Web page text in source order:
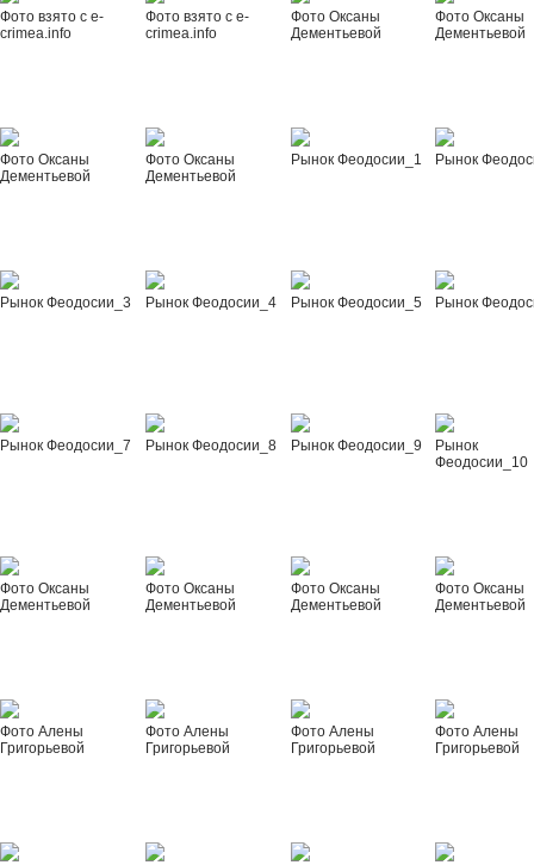
Фото взято с e-
crimea.info
Фото взято с e-
crimea.info
Фото Оксаны
Дементьевой
Фото Оксаны
Дементьевой
Фото Оксаны
Дементьевой
Фото Оксаны
Дементьевой
Рынок Феодосии_1 Рынок
Рынок Феодосии_3 Рынок Феодосии_4 Рынок Феодосии_5 Рынок
Рынок Феодосии_7 Рынок Феодосии_8 Рынок Феодосии_9
Рынок
Феодосии_10
Фото Оксаны
Дементьевой
Фото Оксаны
Дементьевой
Фото Оксаны
Дементьевой
Фото Оксаны
Дементьевой
Фото Алены
Григорьевой
Фото Алены
Григорьевой
Фото Алены
Григорьевой
Фото Алены
Григорьевой